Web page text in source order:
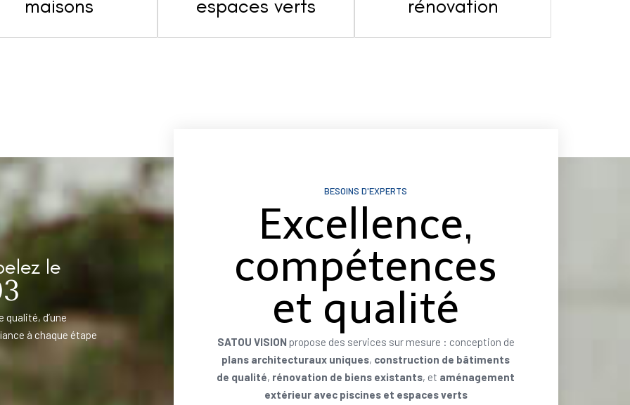
maisons espaces verts rénovation
le
qualité, d’une
à chaque étape
BESOINS D'EXPERTS
Excellence,
compétences
et qualité
SATOU VISION propose des services sur mesure : conception de
plans architecturaux uniques, construction de bâtiments
de qualité, rénovation de biens existants, et aménagement
extérieur avec piscines et espaces verts